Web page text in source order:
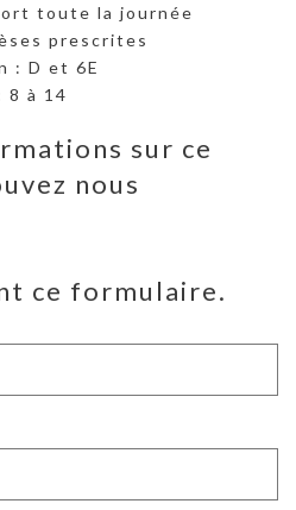
toute la journée
prescrites
: D et 6E
8 à 14
sur ce
nous
ce formulaire.